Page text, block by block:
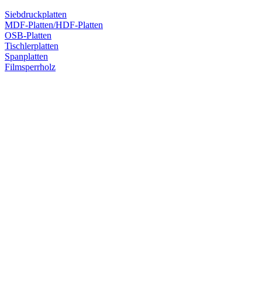
Siebdruckplatten
MDF-Platten/HDF-Platten
OSB-Platten
Tischlerplatten
Spanplatten
Filmsperrholz